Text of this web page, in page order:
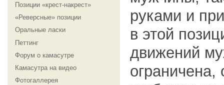
Позиции «крест-накрест»
«Реверсные» позиции
Оральные ласки
Петтинг
Форум о камасутре
Камасутра на видео
Фотогаллерея
руками и
в этой
движений
ограничена,